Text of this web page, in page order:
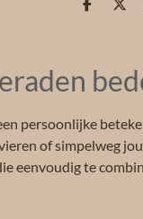
D
D
persoonlijke
of simpelweg
eenvoudig te